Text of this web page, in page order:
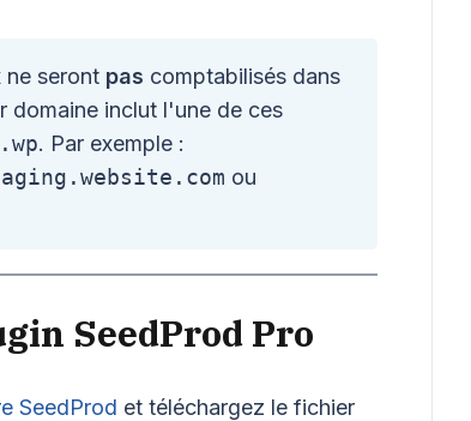
ne seront pas comptabilisés dans
domaine inclut l'une de ces
.wp. Par exemple :
ou
SeedProd Pro
SeedProd et téléchargez le fichier